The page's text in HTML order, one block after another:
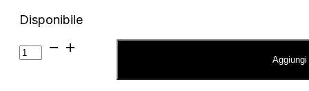
Disponibile
Felpa
Calvin